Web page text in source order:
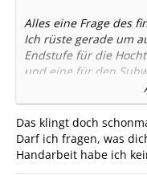
Alles eine Frage des
Ich rüste gerade um
Endstufe für die
und eine für den
Das alles geregelt
im mittleren
Kiste meiner
Equipment nicht zu
führen kann.
Das klingt doch
Darf ich fragen, was
Handarbeit habe ich